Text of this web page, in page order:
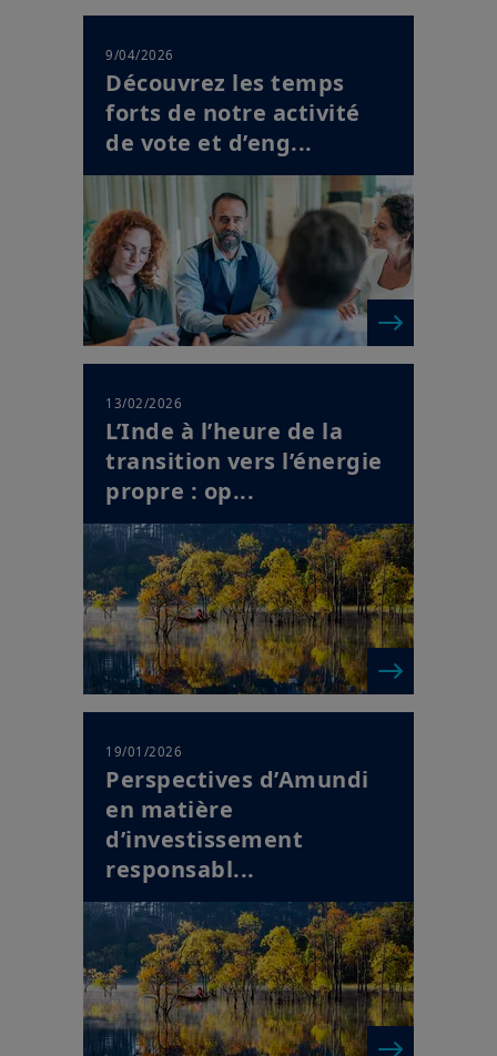
9/04/2026
Découvrez les temps
forts de notre activité
de vote et d’eng...
13/02/2026
L’Inde à l’heure de la
transition vers l’énergie
propre : op...
19/01/2026
Perspectives d’Amundi
en matière
d’investissement
responsabl...